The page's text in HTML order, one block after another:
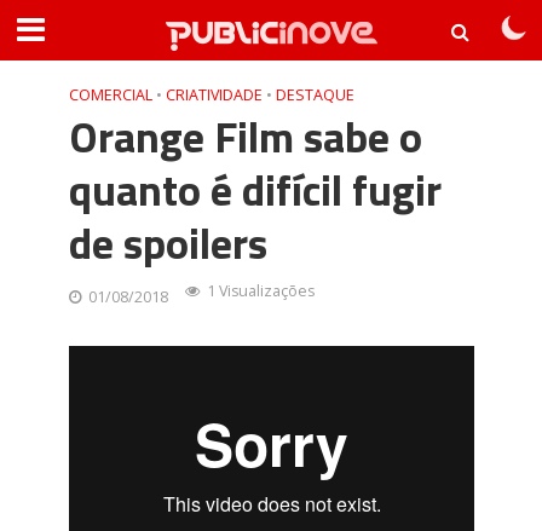
COMERCIAL • CRIATIVIDADE • DESTAQUE
Orange Film sabe o
quanto é difícil fugir
de spoilers
01/08/2018 1 Visualizações